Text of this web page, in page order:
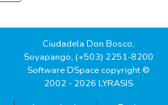
Ciudadela Don Bosco,
Soyapango, (+503) 2251-8200
Software DSpace copyright ©
2002 - 2026 LYRASIS